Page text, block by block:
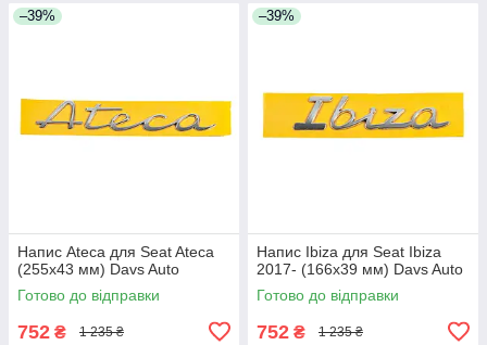
–39%
Напис Ateca для Seat Ateca
(255х43 мм) Davs Auto
Готово до відправки
752 ₴ 1 235 ₴
–39%
Напис Ibiza для Seat Ibiza
2017- (166х39 мм) Davs Auto
Готово до відправки
752 ₴ 1 235 ₴